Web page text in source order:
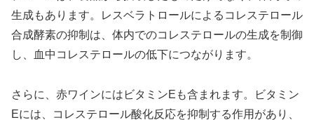
生成もあります。レスベラトロールによるコレステロール
合成酵素の抑制は、体内でのコレステロールの生成を制御
し、血中コレステロールの低下につながります。
さらに、赤ワインにはビタミンEも含まれます。ビタミン
Eには、コレステロール酸化反応を抑制する作用があり、